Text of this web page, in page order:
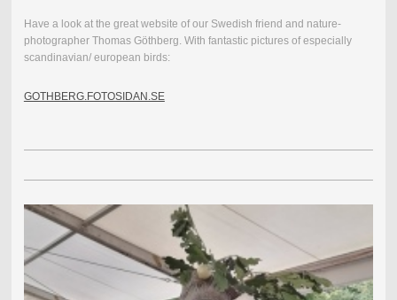
Have a look at the great website of our Swedish friend and nature-
photographer Thomas Göthberg. With fantastic pictures of especially
scandinavian/ european birds:
GOTHBERG.FOTOSIDAN.SE